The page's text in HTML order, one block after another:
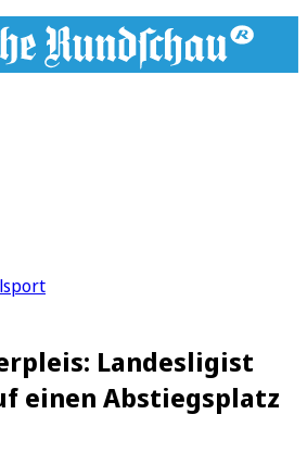
Landesligist
einen Abstiegsplatz